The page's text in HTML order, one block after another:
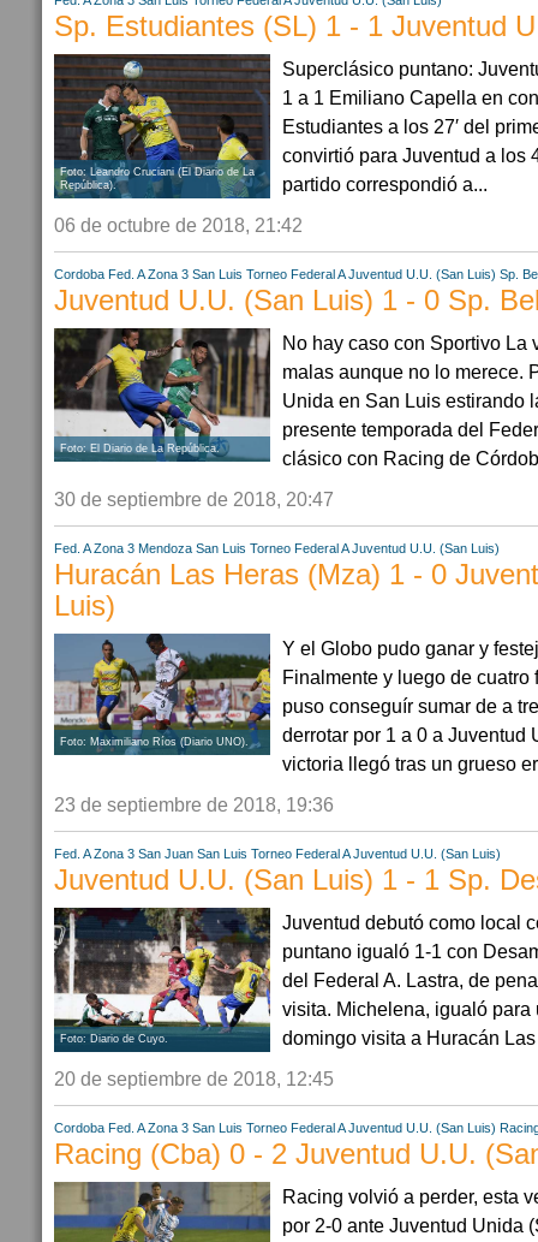
Sp. Estudiantes (SL) 1 - 1 Juventud
Foto: Leandro Cruciani (El Diario de La
República).
Superclásico puntano:
1 a 1 Emiliano Capella en
Estudiantes a los 27′ del
convirtió para Juventud a los
partido correspondió a...
06 de octubre de 2018, 21:42
Cordoba Fed. A Zona 3 San Luis Torneo Federal A Juventud U.U. (San Luis) Sp.
Juventud U.U. (San Luis) 1 - 0 Sp.
Foto: El Diario de La República.
No hay caso con Sportivo La
malas aunque no lo merece.
Unida en San Luis estirando
presente temporada del
clásico con Racing de
30 de septiembre de 2018, 20:47
Fed. A Zona 3 Mendoza San Luis Torneo Federal A Juventud U.U. (San Luis)
Huracán Las Heras (Mza) 1 - 0
Luis)
Foto: Maximiliano Ríos (Diario UNO).
Y el Globo pudo ganar y
Finalmente y luego de
puso conseguír sumar de a
derrotar por 1 a 0 a Juventud
victoria llegó tras un grueso
23 de septiembre de 2018, 19:36
Fed. A Zona 3 San Juan San Luis Torneo Federal A Juventud U.U. (San Luis)
Juventud U.U. (San Luis) 1 - 1 Sp.
Foto: Diario de Cuyo.
Juventud debutó como local
puntano igualó 1-1 con
del Federal A. Lastra, de
visita. Michelena, igualó para
domingo visita a Huracán
20 de septiembre de 2018, 12:45
Cordoba Fed. A Zona 3 San Luis Torneo Federal A Juventud U.U. (San Luis)
Racing (Cba) 0 - 2 Juventud U.U.
Racing volvió a perder, esta
por 2-0 ante Juventud Unida